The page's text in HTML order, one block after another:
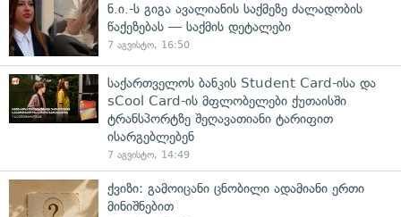
ნ.ი.-ს გიგა ავალიანის საქმეზე ძალადობის
წაქეზებას — საქმის დეტალები
7 აგვისტო, 16:50
საქართველოს ბანკის Student Card-ისა და
sCool Card-ის მფლობელები ქუთაისში
ტრანსპორტზე შეღავათიანი ტარიფით
ისარგებლებენ
7 აგვისტო, 14:49
ქვიზი: გამოიცანი ცნობილი ადამიანი ერთი
მინიშნებით